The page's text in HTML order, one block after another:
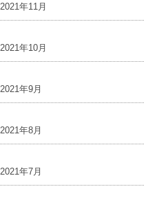
2021年11月
2021年10月
2021年9月
2021年8月
2021年7月